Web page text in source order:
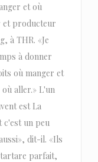
et où
et producteur
à THR. «Je
à donner
où manger et
aller.» L'un
est La
c'est un peu
dit-il. «Ils
parfait,